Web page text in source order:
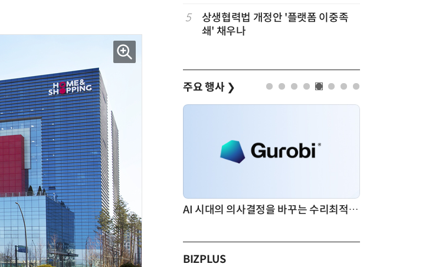
크'…“내년 중순께 유출 사고 전 수준
5
상생협력법 개정안 '플랫폼 이중족
쇄' 채우나
주요 행사 ❯
AI 시대의 의사결정을 바꾸는 수리최적화(Optimization): 실제 산업 적용 사례와 활용 전략
BIZPLUS